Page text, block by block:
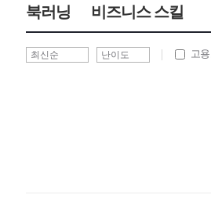
북러닝 비즈니스 스킬
고